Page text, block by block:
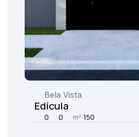
Bela Vista
Edícula
0 0 m²:150